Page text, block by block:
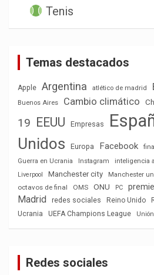
Tenis
Temas destacados
Apple Argentina atlético de madrid
Buenos Aires
Cambio climático
19 EEUU Empresas
Unidos
Europa Facebook
Guerra en Ucrania Instagram inteligencia
Liverpool Manchester city Manchester
octavos de final OMS ONU PC
Madrid
redes sociales Reino Unido
Ucrania
UEFA Champions League
Redes sociales